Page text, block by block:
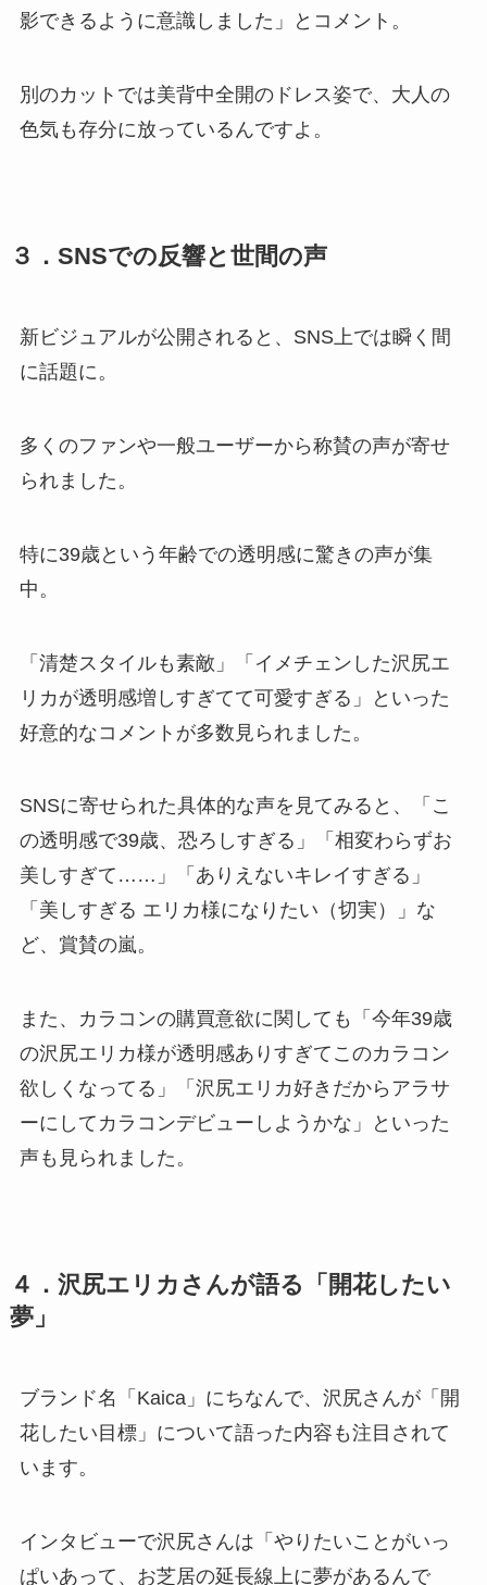
影できるように意識しました」とコメント。
別のカットでは美背中全開のドレス姿で、大人の
色気も存分に放っているんですよ。
３．SNSでの反響と世間の声
新ビジュアルが公開されると、SNS上では瞬く間
に話題に。
多くのファンや一般ユーザーから称賛の声が寄せ
られました。
特に39歳という年齢での透明感に驚きの声が集
中。
「清楚スタイルも素敵」「イメチェンした沢尻エ
リカが透明感増しすぎてて可愛すぎる」といった
好意的なコメントが多数見られました。
SNSに寄せられた具体的な声を見てみると、「こ
の透明感で39歳、恐ろしすぎる」「相変わらずお
美しすぎて……」「ありえないキレイすぎる」
「美しすぎる エリカ様になりたい（切実）」な
ど、賞賛の嵐。
また、カラコンの購買意欲に関しても「今年39歳
の沢尻エリカ様が透明感ありすぎてこのカラコン
欲しくなってる」「沢尻エリカ好きだからアラサ
ーにしてカラコンデビューしようかな」といった
声も見られました。
４．沢尻エリカさんが語る「開花したい
夢」
ブランド名「Kaica」にちなんで、沢尻さんが「開
花したい目標」について語った内容も注目されて
います。
インタビューで沢尻さんは「やりたいことがいっ
ぱいあって、お芝居の延長線上に夢があるんで